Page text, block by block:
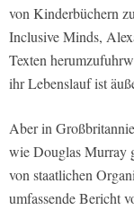
von Kinderbüchern
Inclusive Minds,
Texten
ihr Lebenslauf ist
Aber in
wie Douglas Murray
von staatlichen
umfassende Bericht